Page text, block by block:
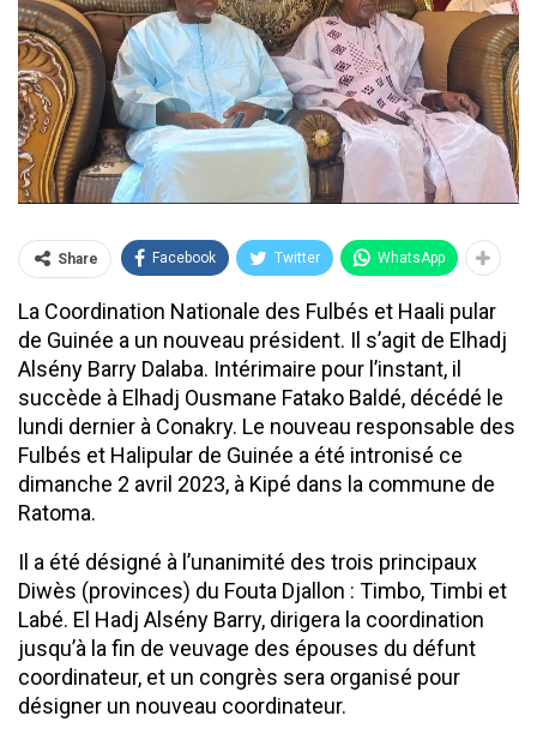
Share Facebook Twitter WhatsApp
La Coordination Nationale des Fulbés et Haali pular
de Guinée a un nouveau président. Il s’agit de Elhadj
Alsény Barry Dalaba. Intérimaire pour l’instant, il
succède à Elhadj Ousmane Fatako Baldé, décédé le
lundi dernier à Conakry. Le nouveau responsable des
Fulbés et Halipular de Guinée a été intronisé ce
dimanche 2 avril 2023, à Kipé dans la commune de
Ratoma.
Il a été désigné à l’unanimité des trois principaux
Diwès (provinces) du Fouta Djallon : Timbo, Timbi et
Labé. El Hadj Alsény Barry, dirigera la coordination
jusqu’à la fin de veuvage des épouses du défunt
coordinateur, et un congrès sera organisé pour
désigner un nouveau coordinateur.